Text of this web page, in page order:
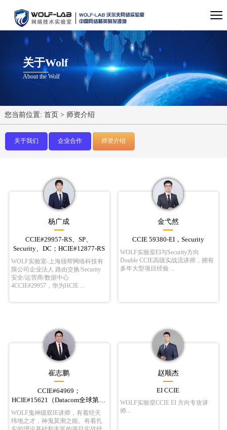
关于Wolf
About the Wolf
您当前位置: 首页> 师资介绍
关于我们 企业合作 师资介绍
杨广成
CCIE#29957-RS、SP、
Security、DC；HCIE#12877-RS
WOLF实验室-上海颀帮网络科技有
限公司企业法人 路由交换/Security
安全/运营商/数据中心
4CCIE#29957，华为HCIE ...
金弋然
CCIE 59380-EI，Security
WOLF实验室EI与Security方向
Double CCIE高级实战流讲师，拥有
多年大型项目经验 ...
崔志鹏
CCIE#64969；
HCIE#15621（Datacom全球第13
位）
WOLF鬼神级双IE讲师，有着经天
纬地之才，神鬼莫测之能。有着扎
赵顺杰
EI CCIE
WOLF实验室CCIE EI 方向专攻讲
师...